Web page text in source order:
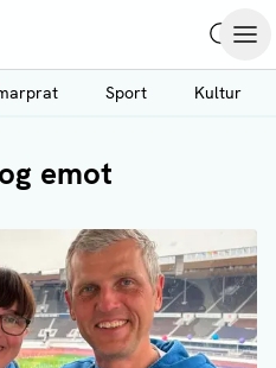
Sport Kultur
emot